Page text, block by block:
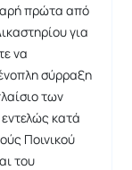
πρώτα από
για
να
σύρραξη
των
κατά
Ποινικού
του